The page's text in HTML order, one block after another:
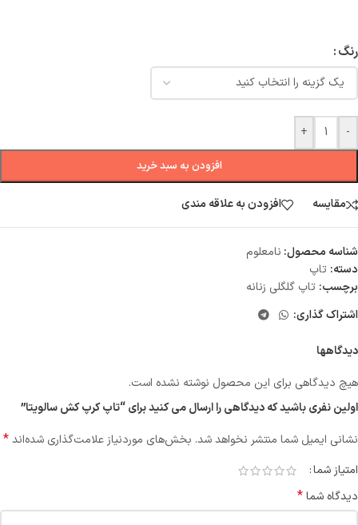
رنگ
-
+
افزودن به سبد خرید
مقایسه افزودن به علاقه مندی
شناسه محصول: نامعلوم
دسته: تاپ
برچسب: تاپ گلگلی زنانه
اشتراک گذاری:
دیدگاهها
هیچ دیدگاهی برای این محصول نوشته نشده است.
اولین نفری باشید که دیدگاهی را ارسال می کنید برای “تاپ کرپ کش سالویتا”
نشانی ایمیل شما منتشر نخواهد شد. بخش‌های موردنیاز علامت‌گذاری شده‌اند*
امتیاز شما
دیدگاه شما*